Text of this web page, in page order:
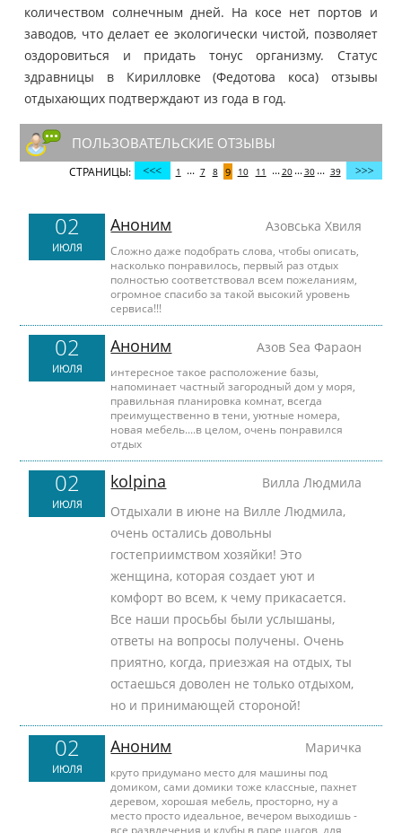
количеством солнечным дней. На косе нет портов и
заводов, что делает ее экологически чистой, позволяет
оздоровиться и придать тонус организму. Статус
здравницы в Кирилловке (Федотова коса) отзывы
отдыхающих подтверждают из года в год.
ПОЛЬЗОВАТЕЛЬСКИЕ ОТЗЫВЫ
СТРАНИЦЫ: 1 ... 7 8 9 10 11 ...20 ...30 ... 39
02
ИЮЛЯ
Аноним Азовська Хвиля
Сложно даже подобрать слова, чтобы описать,
насколько понравилось, первый раз отдых
полностью соответствовал всем пожеланиям,
огромное спасибо за такой высокий уровень
сервиса!!!
02
ИЮЛЯ
Аноним Азов Sea Фараон
интересное такое расположение базы,
напоминает частный загородный дом у моря,
правильная планировка комнат, всегда
преимущественно в тени, уютные номера,
новая мебель....в целом, очень понравился
отдых
02
ИЮЛЯ
kolpina
Вилла Людмила
Отдыхали в июне на Вилле Людмила,
очень остались довольны
гостеприимством хозяйки! Это
женщина, которая создает уют и
комфорт во всем, к чему прикасается.
Все наши просьбы были услышаны,
ответы на вопросы получены. Очень
приятно, когда, приезжая на отдых, ты
остаешься доволен не только отдыхом,
но и принимающей стороной!
02
ИЮЛЯ
Аноним Маричка
круто придумано место для машины под
домиком, сами домики тоже классные, пахнет
деревом, хорошая мебель, просторно, ну а
место просто идеальное, вечером выходишь -
все развлечения и клубы в паре шагов, для